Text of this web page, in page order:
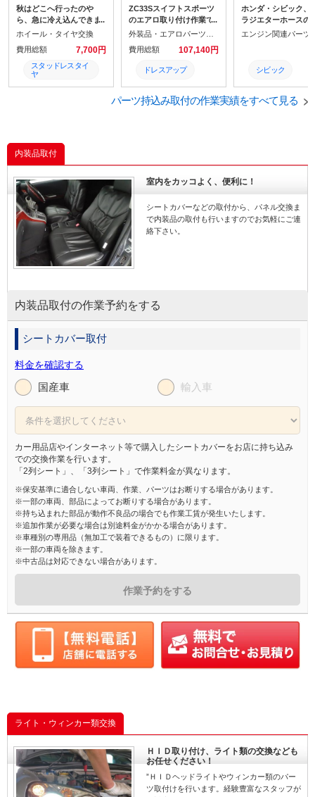
秋はどこへ行ったのや
ら、急に冷え込んできま
したね。 少しずつですが
備するお客様が増えてき
ました。
ホイール・タイヤ交換
費用総額
7,700円
スタッドレスタイ
ヤ
ZC33Sスイフトスポーツ
のエアロ取り付け作業で
す。 スイフトスポーツ・
用のサイドアンダーガー
ニッシュと社外品フロン
トグリルガーニッシュ・
フォグランプガーニッシ
ュを取り付けました。
費用総額
107,140円
ドレスアップ
エアロパーツ
ホンダ・シビック、
ラジエターホースの
持ち込み交換です。
エンジン関連パーツ
シビック
部品持込み
パーツ持込み取付の作業実績をすべて見る
内装品取付
室内をカッコよく、便利に！
シートカバーなどの取付から、パネル交換ま
で内装品の取付も行いますのでお気軽にご連
絡下さい。
内装品取付の作業予約をする
シートカバー取付
料金を確認する
国産車 輸入車
カー用品店やインターネット等で購入したシートカバーをお店に持ち込み
での交換作業を行います。
「2列シート」、「3列シート」で作業料金が異なります。
※保安基準に適合しない車両、作業、パーツはお断りする場合があります。
※一部の車両、部品によってお断りする場合があります。
※持ち込まれた部品が動作不良品の場合でも作業工賃が発生いたします。
※追加作業が必要な場合は別途料金がかかる場合があります。
※車種別の専用品（無加工で装着できるもの）に限ります。
※一部の車両を除きます。
※中古品は対応できない場合があります。
作業予約をする
ライト・ウィンカー類交換
ＨＩＤ取り付け、ライト類の交換なども
お任せください！
”ＨＩＤヘッドライトやウィンカー類のパー
ツ取付けを行います。経験豊富なスタッフが